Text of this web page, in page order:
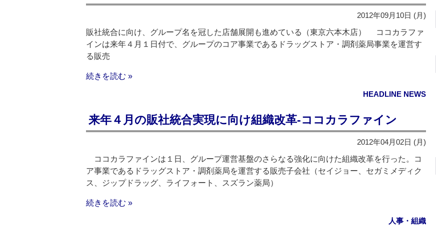
2012年09月10日 (月)
販社統合に向け、グループ名を冠した店舗展開も進めている（東京六本木店） ココカラファ
インは来年４月１日付で、グループのコア事業であるドラッグストア・調剤薬局事業を運営す
る販売
続きを読む »
HEADLINE NEWS
来年４月の販社統合実現に向け組織改革‐ココカラファイン
2012年04月02日 (月)
ココカラファインは１日、グループ運営基盤のさらなる強化に向けた組織改革を行った。コ
ア事業であるドラッグストア・調剤薬局を運営する販売子会社（セイジョー、セガミメディク
ス、ジップドラッグ、ライフォート、スズラン薬局）
続きを読む »
人事・組織